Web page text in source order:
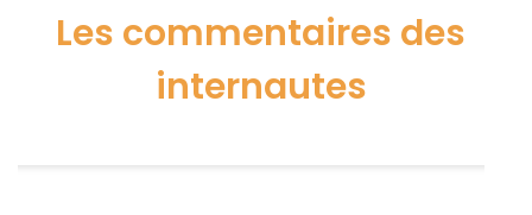
Les commentaires des
internautes